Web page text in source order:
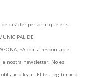
caràcter personal que ens
DE
SA com a responsable
la nostra newsletter. No es
obligació legal. El teu legitimació